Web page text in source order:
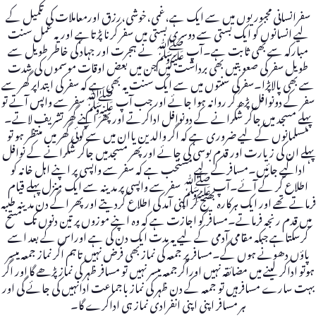
سفرانسانی مجبوریوں میں سے ایک ہے،غمی،خوشی،رزق اورمعاملات کی تکمیل کے
لیے انسانوں کو ایک بستی سے دوسری بستی میں سفر کرنا پڑتاہے اور یہ عمل سنت
مبارکہ سے بھی ثابت ہے۔آپ ﷺ نے ہجرت اور جہاد کی خاطر طویل سے
طویل سفر کی صعوبتیں بھی برداشت کیں جن میں بعض اوقات موسموں کی شدت
سے بھی پالاپڑا۔سفرکی سنتوں میں سے ایک سنت یہ بھی ہے کہ سفر کی ابتداپر گھر سے
سفر کے دونوافل پڑھ کر روانہ ہوا جائے اور جب آپ ﷺسفر سے واپس آتے تو
پہلے مسجد میں جاکر شکرانے کے دونوافل اداکرتے اور پھر اپنے گھر تشریف لاتے۔
مسلمانوں کے لیے ضروری ہے کہ اگر والدین یاان میں سے کوئی گھر میں منتظر ہو تو
پہلے ان کی زیارت اور قدم بوسی کی جائے اور پھر مسجدمیں جاکر شکرانے کے نوافل
اداکیے جائیں۔مسافرکے لیے مستحب ہے کہ سفر سے واپسی پر اپنے اہل خانہ کو
اطلاع کر کے آئے۔آپ ﷺ سفر سے واپسی پر مدینہ سے ایک منزل پہلے قیام
فرماتے تھے اور ایک ہرکارہ بھیج کر اپنی آمد کی اطلاع کردیتے اور پھر اگے دن مدینہ طیبہ
میں قدم رنجہ فرماتے۔مسافر کو اجازت ہے کہ وہ اپنے موزوں پر تین دنوں تک مسح
کرسکتاہے جبکہ مقامی آدمی کے لیے یہ مدت ایک دن کی ہے اوراس کے بعد اسے
پاؤں دھونے ہوں گے۔مسافرپر جمعہ کی نماز بھی فرض نہیں تاہم اگر نماز جمعہ میسر
ہوتو اداکر لینے میں مضائقہ نہیں اوراگرجمعہ میسر نہیں تو مسافر ظہر کی نماز پڑھے گا اور اگر
بہت سارے مسافرہیں تو جمعہ کے دن ظہر کی نماز باجماعت ادانہیں کی جائے گی اور
ہر مسافر اپنی اپنی انفرادی نماز ہی اداکرے گا۔